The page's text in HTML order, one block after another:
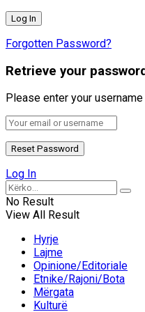
Forgotten Password?
Retrieve your
Please enter your
Log In
No Result
View All Result
Hyrje
Lajme
Opinione/Editoriale
Etnike/Rajoni/Bota
Mërgata
Kulturë